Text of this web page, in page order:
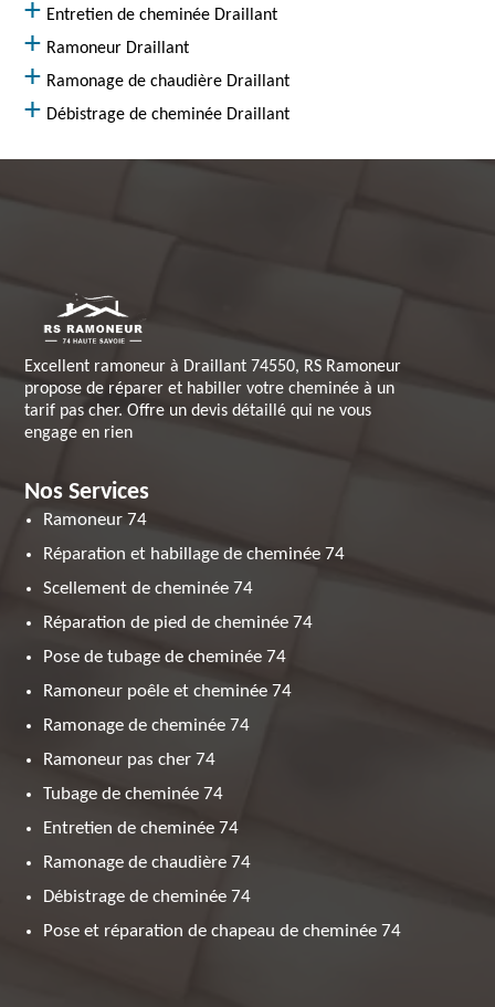
Entretien de cheminée Draillant
Ramoneur Draillant
Ramonage de chaudière Draillant
Débistrage de cheminée Draillant
Excellent ramoneur à Draillant 74550, RS Ramoneur
propose de réparer et habiller votre cheminée à un
tarif pas cher. Offre un devis détaillé qui ne vous
engage en rien
Nos Services
Ramoneur 74
Réparation et habillage de cheminée 74
Scellement de cheminée 74
Réparation de pied de cheminée 74
Pose de tubage de cheminée 74
Ramoneur poêle et cheminée 74
Ramonage de cheminée 74
Ramoneur pas cher 74
Tubage de cheminée 74
Entretien de cheminée 74
Ramonage de chaudière 74
Débistrage de cheminée 74
Pose et réparation de chapeau de cheminée 74